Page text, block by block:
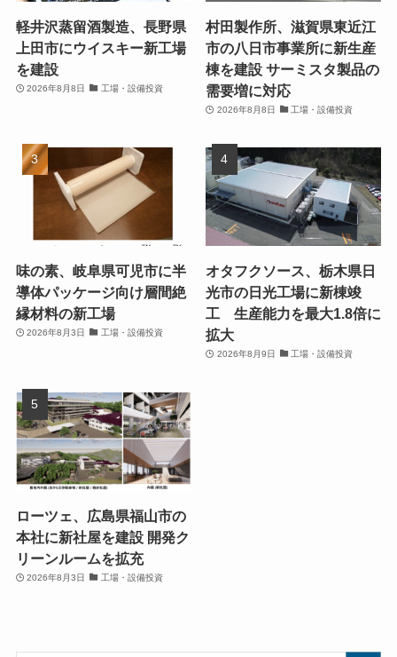
軽井沢蒸留酒製造、長野県
上田市にウイスキー新工場
を建設
2026年8月8日 工場・設備投資
村田製作所、滋賀県東近江
市の八日市事業所に新生産
棟を建設 サーミスタ製品の
需要増に対応
2026年8月8日 工場・設備投資
味の素、岐阜県可児市に半
導体パッケージ向け層間絶
縁材料の新工場
2026年8月3日 工場・設備投資
オタフクソース、栃木県日
光市の日光工場に新棟竣
工 生産能力を最大1.8倍に
拡大
2026年8月9日 工場・設備投資
ローツェ、広島県福山市の
本社に新社屋を建設 開発ク
リーンルームを拡充
2026年8月3日 工場・設備投資